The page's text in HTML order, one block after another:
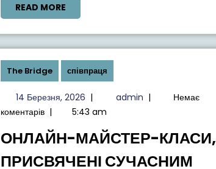
READ MOREREAD
MORE
The Bridge співпраця
14 Березня, 2026 14
Березня,
| adminadmin
|
Немає
коментарів | 5:43 am
ОНЛАЙН-МАЙСТЕР-КЛАСИ,
ПРИСВЯЧЕНІ СУЧАСНИМ